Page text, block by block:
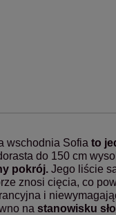
wschodnia Sofia to
do 150 cm
pokrój. Jego liście
znosi cięcia, co
i
na stanowisku